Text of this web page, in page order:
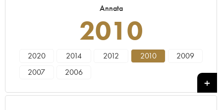
Annata
2010
2020 2014 2012 2010
2009
2007
2006